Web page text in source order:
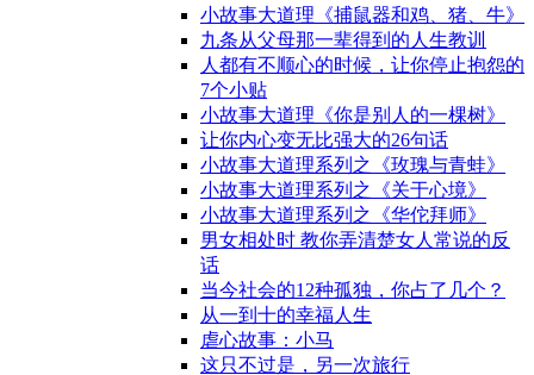
小故事大道理《捕鼠器和鸡、猪、牛》
九条从父母那一辈得到的人生教训
人都有不顺心的时候，让你停止抱怨的
7个小贴
小故事大道理《你是别人的一棵树》
让你内心变无比强大的26句话
小故事大道理系列之《玫瑰与青蛙》
小故事大道理系列之《关于心境》
小故事大道理系列之《华佗拜师》
男女相处时 教你弄清楚女人常说的反
话
当今社会的12种孤独，你占了几个？
从一到十的幸福人生
虐心故事：小马
这只不过是，另一次旅行